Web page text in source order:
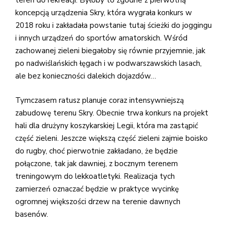
koncepcją urządzenia Skry, która wygrała konkurs w
2018 roku i zakładała powstanie tutaj ścieżki do joggingu
i innych urządzeń do sportów amatorskich. Wśród
zachowanej zieleni biegałoby się równie przyjemnie, jak
po nadwiślańskich łęgach i w podwarszawskich lasach,
ale bez konieczności dalekich dojazdów…
Tymczasem ratusz planuje coraz intensywniejszą
zabudowę terenu Skry. Obecnie trwa konkurs na projekt
hali dla drużyny koszykarskiej Legii, która ma zastąpić
część zieleni. Jeszcze większą część zieleni zajmie boisko
do rugby, choć pierwotnie zakładano, że będzie
połączone, tak jak dawniej, z bocznym terenem
treningowym do lekkoatletyki. Realizacja tych
zamierzeń oznaczać będzie w praktyce wycinkę
ogromnej większości drzew na terenie dawnych
basenów.